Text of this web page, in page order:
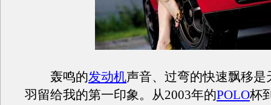
轰鸣的发动机声音、过弯的快速飘移是
羽留给我的第一印象。从2003年的POLO杯